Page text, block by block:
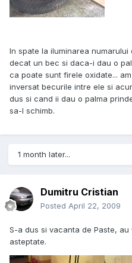
In spate la iluminarea
decat un bec si daca-i dau o
ca poate sunt firele oxidate...
inversat becurile intre ele si
dus si cand ii dau o palma
sa-l schimb.
1 month later...
Dumitru Cristian
Posted April 22, 2009
S-a dus si vacanta de Paste,
asteptate.